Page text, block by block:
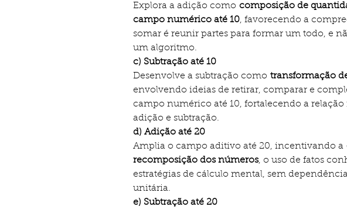
Explora a adição como composição de
campo numérico até 10, favorecendo a
somar é reunir partes para formar um todo, e
um algoritmo.
c) Subtração até 10
Desenvolve a subtração como transformação
envolvendo ideias de retirar, comparar e
campo numérico até 10, fortalecendo a relação
adição e subtração.
d) Adição até 20
Amplia o campo aditivo até 20, incentivando a
recomposição dos números, o uso de fatos
estratégias de cálculo mental, sem
unitária.
e) Subtração até 20